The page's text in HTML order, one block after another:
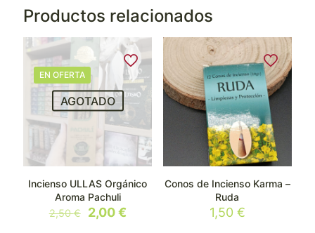
Productos relacionados
EN OFERTA
AGOTADO
Incienso ULLAS Orgánico
Aroma Pachuli
2,50€
El
precio
2,00€El
Conos de Incienso Karma –
Ruda
1,50 €